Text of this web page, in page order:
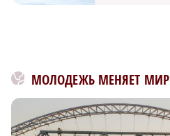
МОЛОДЕЖЬ МЕНЯЕТ МИР